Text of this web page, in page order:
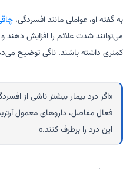
به گفته او، عواملی مانند افسردگی،
می‌توانند شدت علائم را افزایش دهند
کمتری داشته باشند. ناگی توضیح
«اگر درد بیمار بیشتر ناشی از
فعال مفاصل، داروهای معمول
این درد را برطرف کنند.»